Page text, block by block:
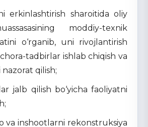
erkinlashtirish sharoitida oliy
moddiy-texnik
o‘rganib, uni rivojlantirish
tadbirlar ishlab chiqish va
nazorat qilish;
jalb qilish bo‘yicha faoliyatni
va inshootlarni rekonstruksiya